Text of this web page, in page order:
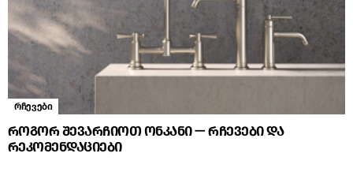
რჩევები
როგორ შევარჩიოთ ონკანი — რჩევები და
რეკომენდაციები